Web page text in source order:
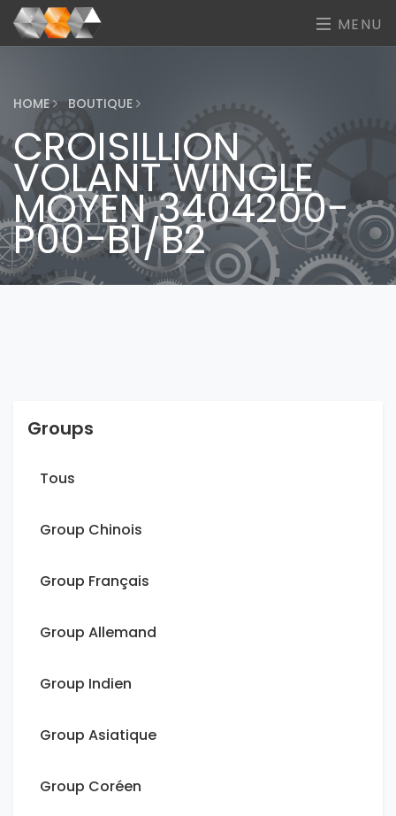
MENU
HOME BOUTIQUE
CROISILLION
VOLANT WINGLE
MOYEN 3404200-
P00-B1/B2
Groups
Tous
Group Chinois
Group Français
Group Allemand
Group Indien
Group Asiatique
Group Coréen